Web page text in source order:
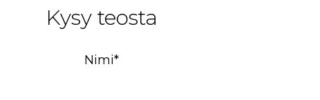
Kysy teosta
Nimi*